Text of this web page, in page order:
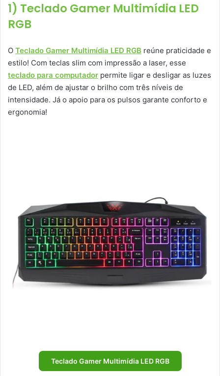
1) Teclado Gamer Multimídia LED
RGB
O Teclado Gamer Multimídia LED RGB reúne praticidade e
estilo! Com teclas slim com impressão a laser, esse
teclado para computador permite ligar e desligar as luzes
de LED, além de ajustar o brilho com três níveis de
intensidade. Já o apoio para os pulsos garante conforto e
ergonomia!
Teclado Gamer Multimídia LED RGB